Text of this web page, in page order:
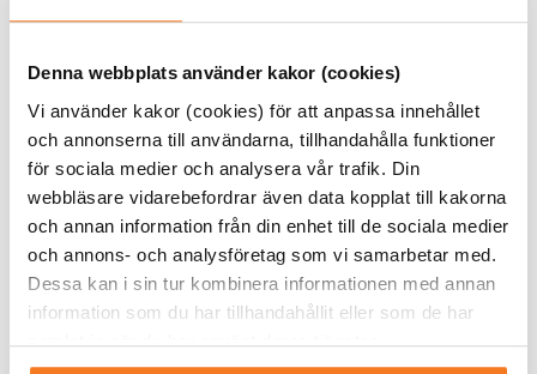
Denna webbplats använder kakor (cookies)
Vi använder kakor (cookies) för att anpassa innehållet
och annonserna till användarna, tillhandahålla funktioner
för sociala medier och analysera vår trafik. Din
webbläsare vidarebefordrar även data kopplat till kakorna
och annan information från din enhet till de sociala medier
och annons- och analysföretag som vi samarbetar med.
Dessa kan i sin tur kombinera informationen med annan
information som du har tillhandahållit eller som de har
samlat in när du har använt deras tjänster.
fastprisavtalen, men nu är de tillbaka på många håll.